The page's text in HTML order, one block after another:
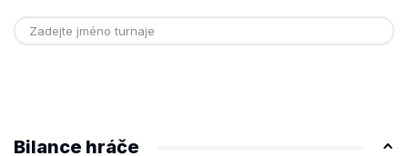
Bilance hráče